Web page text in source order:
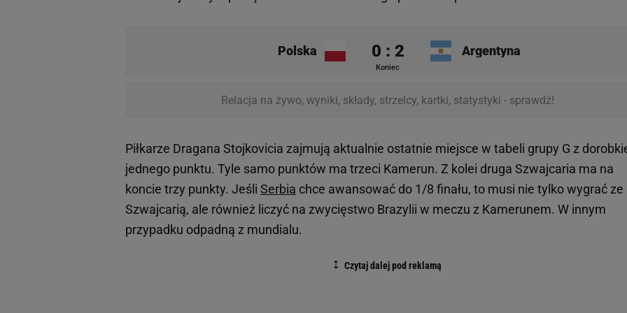
Polska 0 : 2
Koniec
Argentyna
Relacja na żywo, wyniki, składy, strzelcy, kartki, statystyki - sprawdź!
Piłkarze Dragana Stojkovicia zajmują aktualnie ostatnie miejsce w tabeli grupy G z
jednego punktu. Tyle samo punktów ma trzeci Kamerun. Z kolei druga Szwajcaria ma na
koncie trzy punkty. Jeśli Serbia chce awansować do 1/8 finału, to musi nie tylko wygrać ze
Szwajcarią, ale również liczyć na zwycięstwo Brazylii w meczu z Kamerunem. W innym
przypadku odpadną z mundialu.